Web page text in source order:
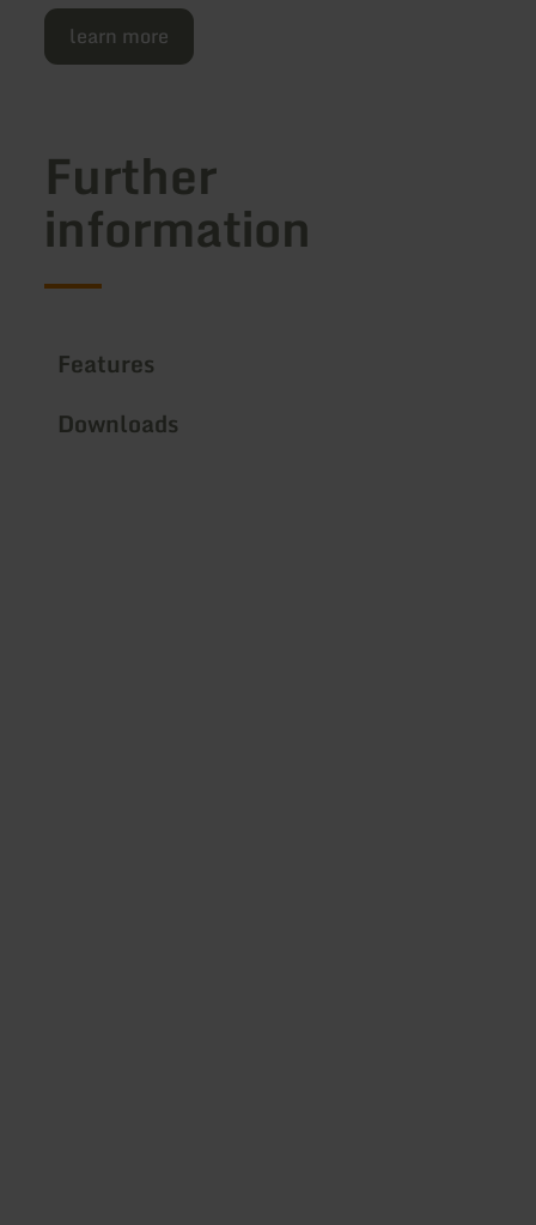
learn more
Further
information
Features
Downloads